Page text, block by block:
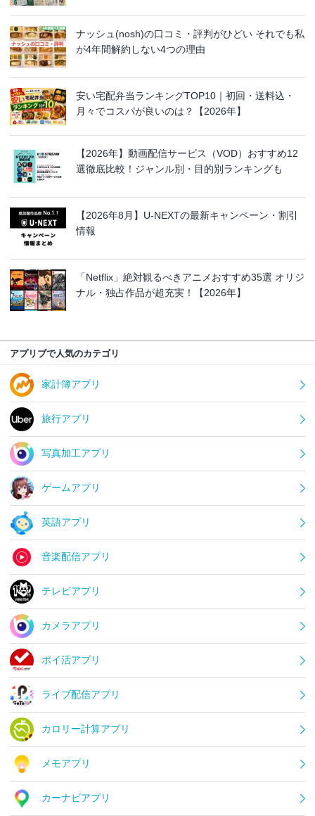
ナッシュ(nosh)の口コミ・評判がひどい それでも私
が4年間解約しない4つの理由
安い宅配弁当ランキングTOP10｜初回・送料込・
月々でコスパが良いのは？【2026年】
【2026年】動画配信サービス（VOD）おすすめ12
選徹底比較！ジャンル別・目的別ランキングも
【2026年8月】U-NEXTの最新キャンペーン・割引
情報
「Netflix」絶対観るべきアニメおすすめ35選 オリジ
ナル・独占作品が超充実！【2026年】
アプリブで人気のカテゴリ
家計簿アプリ
旅行アプリ
写真加工アプリ
ゲームアプリ
英語アプリ
音楽配信アプリ
テレビアプリ
カメラアプリ
ポイ活アプリ
ライブ配信アプリ
カロリー計算アプリ
メモアプリ
カーナビアプリ